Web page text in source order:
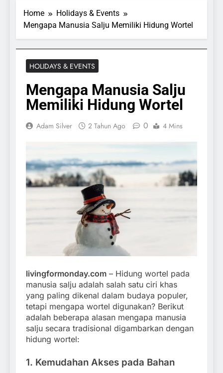
Home
Holidays & Events
Mengapa Manusia Salju Memiliki Hidung Wortel
HOLIDAYS & EVENTS
Mengapa Manusia Salju
Memiliki Hidung Wortel
Adam Silver 2 Tahun Ago 0 4 Mins
livingformonday.com – Hidung wortel pada
manusia salju adalah salah satu ciri khas
yang paling dikenal dalam budaya populer,
tetapi mengapa wortel digunakan? Berikut
adalah beberapa alasan mengapa manusia
salju secara tradisional digambarkan dengan
hidung wortel:
1. Kemudahan Akses pada Bahan